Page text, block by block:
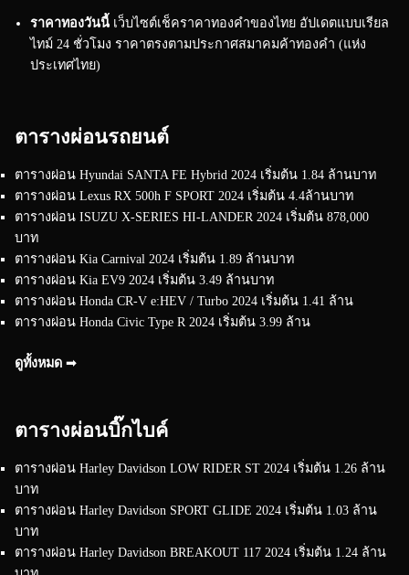
ราคาทองวันนี้ เว็บไซต์เช็คราคาทองคำของไทย อัปเดตแบบเรียล
ไทม์ 24 ชั่วโมง ราคาตรงตามประกาศสมาคมค้าทองคำ (แห่ง
ประเทศไทย)
ตารางผ่อนรถยนต์
ตารางผ่อน Hyundai SANTA FE Hybrid 2024 เริ่มต้น 1.84 ล้านบาท
ตารางผ่อน Lexus RX 500h F SPORT 2024 เริ่มต้น 4.4ล้านบาท
ตารางผ่อน ISUZU X-SERIES HI-LANDER 2024 เริ่มต้น 878,000
บาท
ตารางผ่อน Kia Carnival 2024 เริ่มต้น 1.89 ล้านบาท
ตารางผ่อน Kia EV9 2024 เริ่มต้น 3.49 ล้านบาท
ตารางผ่อน Honda CR-V e:HEV / Turbo 2024 เริ่มต้น 1.41 ล้าน
ตารางผ่อน Honda Civic Type R 2024 เริ่มต้น 3.99 ล้าน
ดูทั้งหมด ➟
ตารางผ่อนบิ๊กไบค์
ตารางผ่อน Harley Davidson LOW RIDER ST 2024 เริ่มต้น 1.26 ล้าน
บาท
ตารางผ่อน Harley Davidson SPORT GLIDE 2024 เริ่มต้น 1.03 ล้าน
บาท
ตารางผ่อน Harley Davidson BREAKOUT 117 2024 เริ่มต้น 1.24 ล้าน